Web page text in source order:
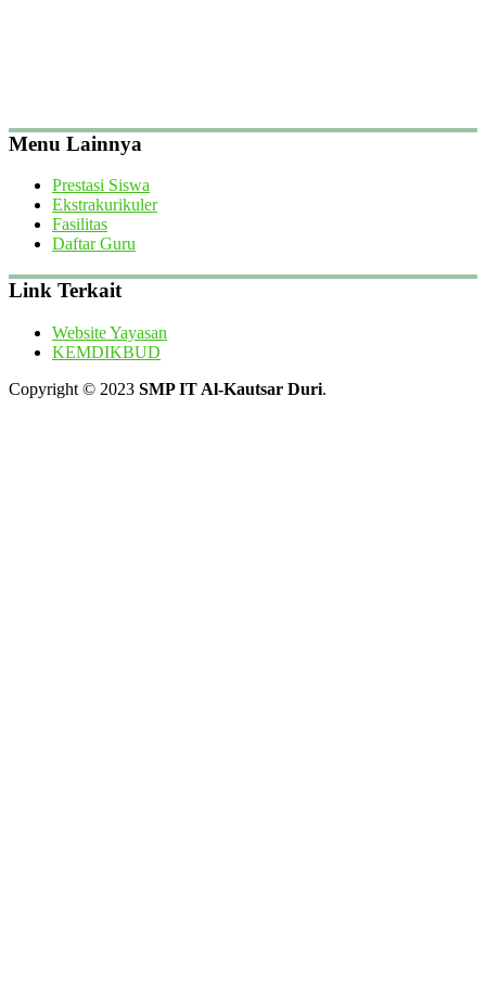
Menu Lainnya
Prestasi Siswa
Ekstrakurikuler
Fasilitas
Daftar Guru
Link Terkait
Website Yayasan
KEMDIKBUD
Copyright © 2023 SMP IT Al-Kautsar Duri.